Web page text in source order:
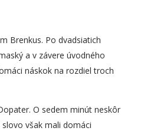
Brenkus. Po dvadsiatich
a v závere úvodného
náskok na rozdiel troch
O sedem minút neskôr
však mali domáci